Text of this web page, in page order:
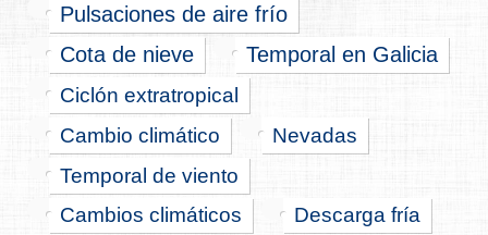
Pulsaciones de aire frío
Cota de nieve
Temporal en Galicia
Ciclón extratropical
Cambio climático
Nevadas
Temporal de viento
Cambios climáticos Descarga fría